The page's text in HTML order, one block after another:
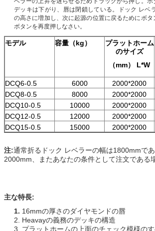
デッキは下がり、唇は閉鎖している。ドック レベ
の高さに増加し、次に起源の位置に戻るためにボ
ボタンを再度押しなさい。
モデル 容量（kg）
プラットホーム
のサイズ
（mm） L*W
DCQ6-0.5
6000 2000*2000
DCQ8-0.5
8000 2000*2000
DCQ10-0.5
10000 2000*2000
DCQ12-0.5
12000 2000*2000
DCQ15-0.5
15000 2000*2000
注:通常折るドック レベラーの幅は1800mmで
2000mm、またあなたの条件として注文である
主な特長:
1. 16mmの厚さのダイヤモンドの唇
2. Heavayの義務のデッキの構造
3. プラットホームの上面のチェック模様の